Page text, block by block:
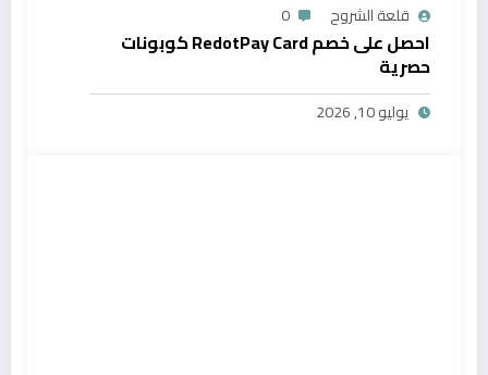
قلعة الشروح 0
احصل على خصم RedotPay Card كوبونات
حصرية
يوليو 10, 2026